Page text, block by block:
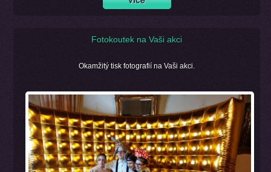
Fotokoutek na Vaši akci
Okamžitý tisk fotografií na Vaši akci.